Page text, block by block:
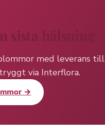
sista hälsning
med leverans till
via Interflora.
→